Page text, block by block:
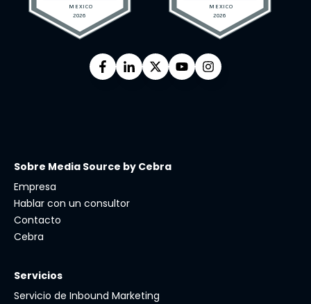
Sobre Media Source by Cebra
Empresa
Hablar con un consultor
Contacto
Cebra
Servicios
Servicio de Inbound Marketing